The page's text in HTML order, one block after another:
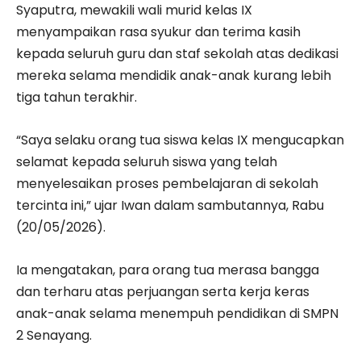
Syaputra, mewakili wali murid kelas IX
menyampaikan rasa syukur dan terima kasih
kepada seluruh guru dan staf sekolah atas dedikasi
mereka selama mendidik anak-anak kurang lebih
tiga tahun terakhir.
“Saya selaku orang tua siswa kelas IX mengucapkan
selamat kepada seluruh siswa yang telah
menyelesaikan proses pembelajaran di sekolah
tercinta ini,” ujar Iwan dalam sambutannya, Rabu
(20/05/2026).
Ia mengatakan, para orang tua merasa bangga
dan terharu atas perjuangan serta kerja keras
anak-anak selama menempuh pendidikan di SMPN
2 Senayang.